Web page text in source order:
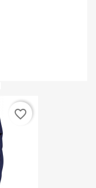
favorite_border